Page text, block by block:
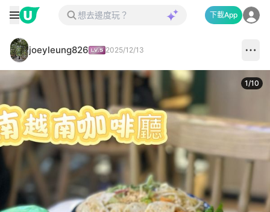
下載App
joeyleung826 2025/12/13
1/10